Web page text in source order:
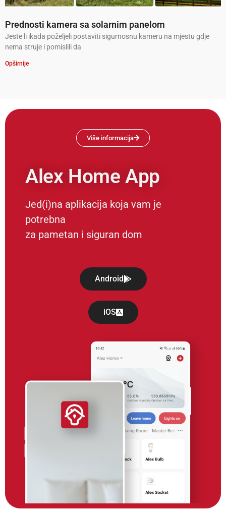
Prednosti kamera sa solarnim panelom
Jeste li ikada poželjeli postaviti sigurnosnu kameru na mjestu gdje
nema struje i pomislili da
Opširnije
Više informacija
Alex Home App
Jed(i)na aplikacija koja vam je
potrebna
za pametan i siguran dom
Android
iOS